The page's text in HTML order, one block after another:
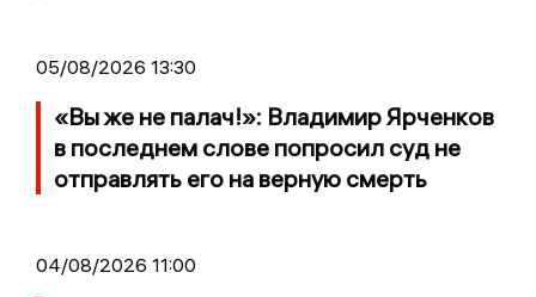
05/08/2026 13:30
«Вы же не палач!»: Владимир Ярченков
в последнем слове попросил суд не
отправлять его на верную смерть
04/08/2026 11:00